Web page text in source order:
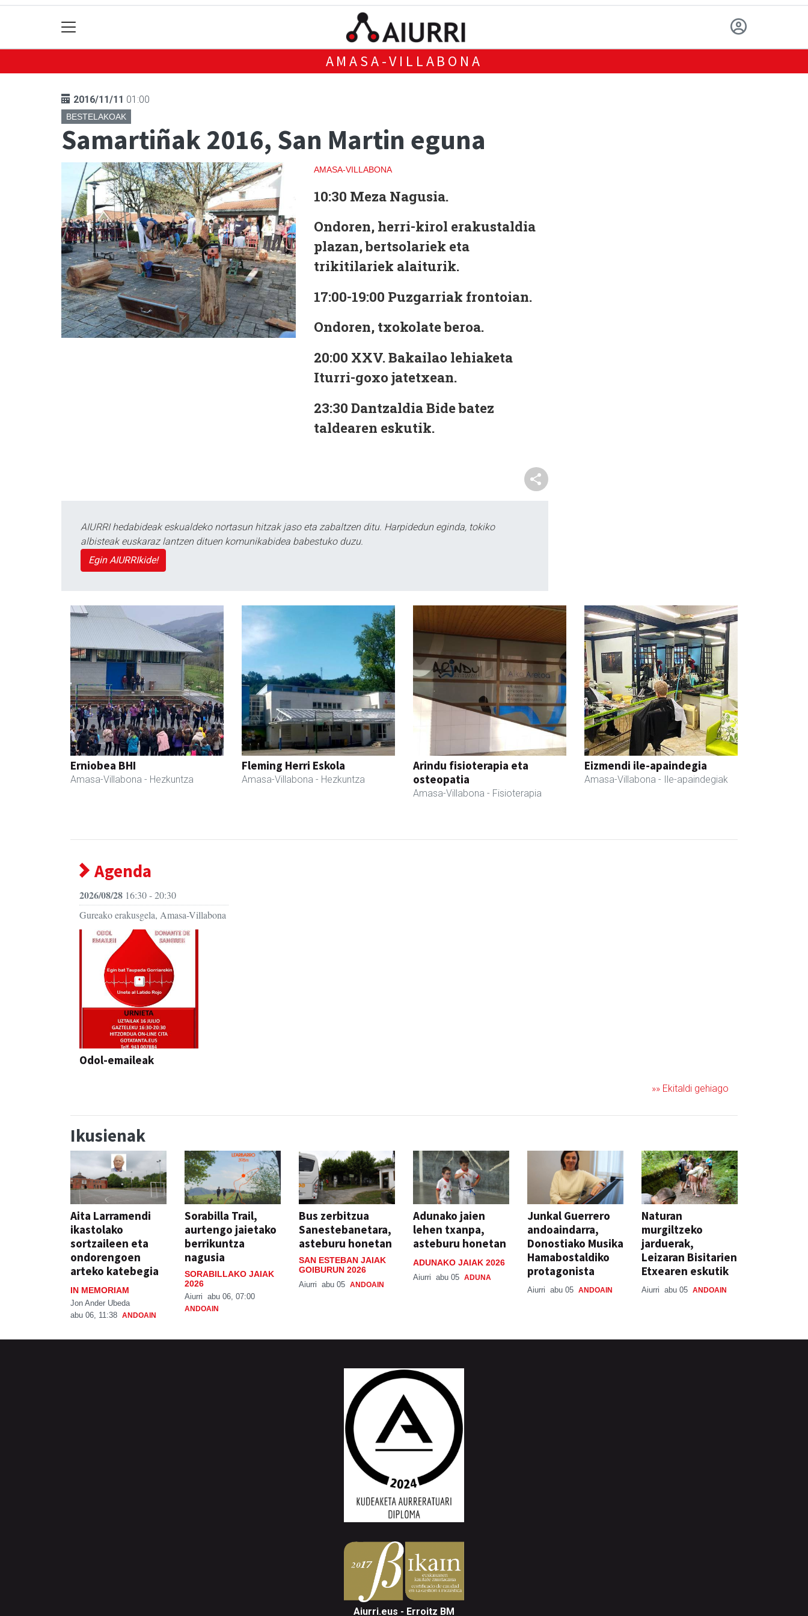
AMASA-VILLABONA
2016/11/11 01:00
BESTELAKOAK
Samartiñak 2016, San Martin eguna
AMASA-VILLABONA
10:30 Meza Nagusia.
Ondoren, herri-kirol erakustaldia
plazan, bertsolariek eta
trikitilariek alaiturik.
17:00-19:00 Puzgarriak frontoian.
Ondoren, txokolateberoa.
20:00 XXV.Bakailao lehiaketa
Iturri-goxo jatetxean.
23:30 DantzaldiaBide batez
taldearen eskutik.
AIURRI hedabideak eskualdeko nortasun hitzak jaso eta zabaltzen ditu. Harpidedun eginda, tokiko
albisteak euskaraz lantzen dituen komunikabidea babestuko duzu.
Egin AIURRIkide!
Erniobea BHI
Amasa-Villabona - Hezkuntza
Fleming Herri Eskola
Amasa-Villabona - Hezkuntza
Arindu fisioterapia eta
osteopatia
Amasa-Villabona - Fisioterapia
Eizmendi ile-apaindegia
Amasa-Villabona - Ile-apaindegiak
Agenda
2026/08/28 16:30 - 20:30
Gureako erakusgela, Amasa-Villabona
Odol-emaileak
»» Ekitaldi gehiago
Ikusienak
Aita Larramendi
ikastolako
sortzaileen eta
ondorengoen
arteko katebegia
IN MEMORIAM
Jon Ander Ubeda
abu 06, 11:38 ANDOAIN
Sorabilla Trail,
aurtengo jaietako
berrikuntza
nagusia
SORABILLAKO JAIAK
2026
Aiurri abu 06, 07:00
ANDOAIN
Bus zerbitzua
Sanestebanetara,
asteburu honetan
SAN ESTEBAN JAIAK
GOIBURUN 2026
Aiurri abu 05 ANDOAIN
Adunako jaien
lehen txanpa,
asteburu honetan
ADUNAKO JAIAK 2026
Aiurri abu 05 ADUNA
Junkal Guerrero
andoaindarra,
Donostiako Musika
Hamabostaldiko
protagonista
Aiurri abu 05 ANDOAIN
Naturan
murgiltzeko
jarduerak,
Leizaran Bisitarien
Etxearen eskutik
Aiurri abu 05 ANDOAIN
Aiurri.eus - Erroitz BM